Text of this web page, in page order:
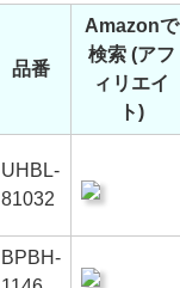
品番
Amazonで
検索 (アフ
ィリエイ
ト)
UHBL-
81032
BPBH-